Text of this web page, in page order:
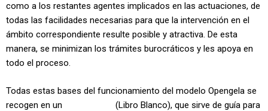
como a los restantes agentes implicados en las actuaciones, de
todas las facilidades necesarias para que la intervención en el
ámbito correspondiente resulte posible y atractiva. De esta
manera, se minimizan los trámites burocráticos y les apoya en
todo el proceso.
Todas estas bases del funcionamiento del modelo Opengela se
recogen en un
(Libro Blanco), que sirve de guía para